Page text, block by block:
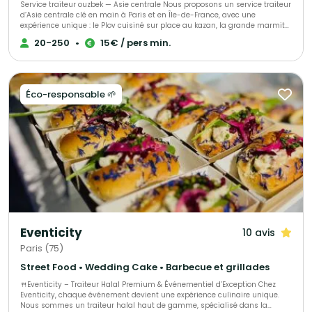
Service traiteur ouzbek — Asie centrale Nous proposons un service traiteur
d’Asie centrale clé en main à Paris et en Île-de-France, avec une
expérience unique : le Plov cuisiné sur place au kazan, la grande marmite
traditionnelle, devant vos invités. 🔥 Un véritable show culinaire Nos chefs
cuisinent à feu ouvert, selon la recette traditionnelle. La cuisson lente, les
agneau ou veau), Samsa feuilletée, Manty vapeur, salades et desserts
maison. ✔️ 100 % fait maison – Halal 💰 Tarifs Plov sur place À partir de 30
portions : 15 € à 24 € / personne (selon le nombre d’invités). Plov cuisiné
au restaurant & livré : dès 12 € / personne. 🏙️ Deux restaurants à Paris –
dégustation offerte Avant validation, nous vous proposons une
dégustation gratuite dans l’un de nos restaurants parisiens. 🏛️
Références Ambassades d’Asie centrale, UNESCO, Village Gastronomique
2025 (Tour Eiffel). 🎉 Événements Mariages, entreprises, événements
privés, culturels et institutionnels. 📍 Paris & Île-de-France 📩 Devis sur
mesure sur demande
20-250 • 15€ / pers min.
Éco-responsable 🌱
Eventicity 10 avis
Paris (75)
Street Food • Wedding Cake • Barbecue et grillades
🍴Eventicity – Traiteur Halal Premium & Événementiel d’Exception Chez
Eventicity, chaque événement devient une expérience culinaire unique.
Nous sommes un traiteur halal haut de gamme, spécialisé dans la